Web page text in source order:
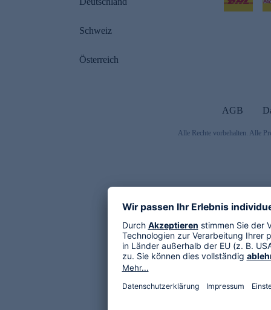
Schweiz
Österreich
AGB
Alle Rechte vorbehalten. Alle